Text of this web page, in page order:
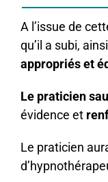
A l’issue de
qu’il a subi, ainsi
appropriés et
Le praticien
évidence et
Le praticien